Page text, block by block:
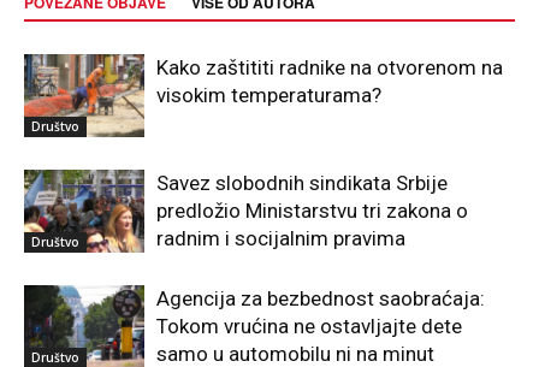
Društvo
Kako zaštititi radnike na otvorenom na
visokim temperaturama?
Društvo
Savez slobodnih sindikata Srbije
predložio Ministarstvu tri zakona o
radnim i socijalnim pravima
Društvo
Agencija za bezbednost saobraćaja:
Tokom vrućina ne ostavljajte dete
samo u automobilu ni na minut